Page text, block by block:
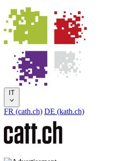
IT
FR (cath.ch) DE (kath.ch)